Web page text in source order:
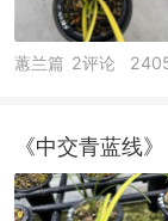
蕙兰篇 2评论
《中交青蓝线》